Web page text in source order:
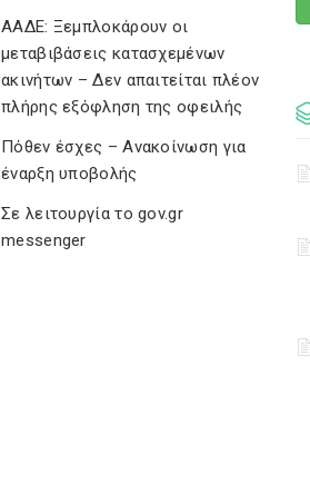
ΑΑΔΕ: Ξεμπλοκάρουν οι
μεταβιβάσεις κατασχεμένων
ακινήτων – Δεν απαιτείται πλέον
πλήρης εξόφληση της οφειλής
Πόθεν έσχες – Ανακοίνωση για
έναρξη υποβολής
Σε λειτουργία το gov.gr
messenger